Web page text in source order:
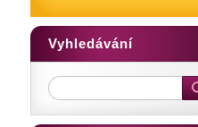
Vyhledávání